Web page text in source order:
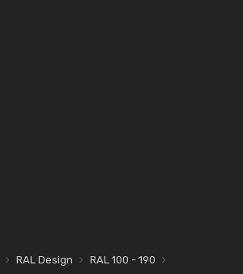
RAL Design
RAL 100 - 190